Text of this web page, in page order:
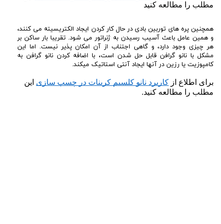
مطلب را مطالعه کنید
همچنین پره های توربین بادی در حال کار کردن ایجاد الکتریسیته می کنند،
و همین عامل باعث آسیب رسیدن به ژنراتور می شود. تقریبا بار ساکن بر
هر چیزی وجود دارد، و گاهی اجتناب از آن امکان پذیر نیست. اما این
مشکل با نانو گرافن قابل حل شدن است، با اضافه کردن نانو گرافن به
کامپوزیت یا رزین در آنها ایجاد آنتی استاتیک میکند.
برای اطلاع از کاربرد نانو کلسیم کربنات در چسب سازی
مطلب را مطالعه کنید.